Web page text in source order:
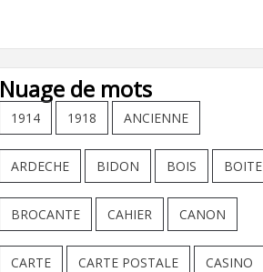
Nuage de mots
1914 1918 ANCIENNE
ARDECHE BIDON BOIS BOITE
BROCANTE CAHIER CANON
CARTE CARTE POSTALE CASINO